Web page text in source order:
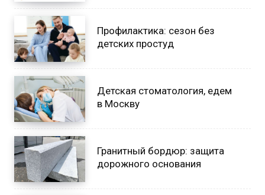
Профилактика: сезон без
детских простуд
Детская стоматология, едем
в Москву
Гранитный бордюр: защита
дорожного основания